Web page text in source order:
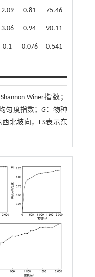
2.09 0.81 75.46
3.06 0.94 90.11
0.1 0.076 0.541
Winer指数；
匀度指数； G：物种
北坡向，ES表示东